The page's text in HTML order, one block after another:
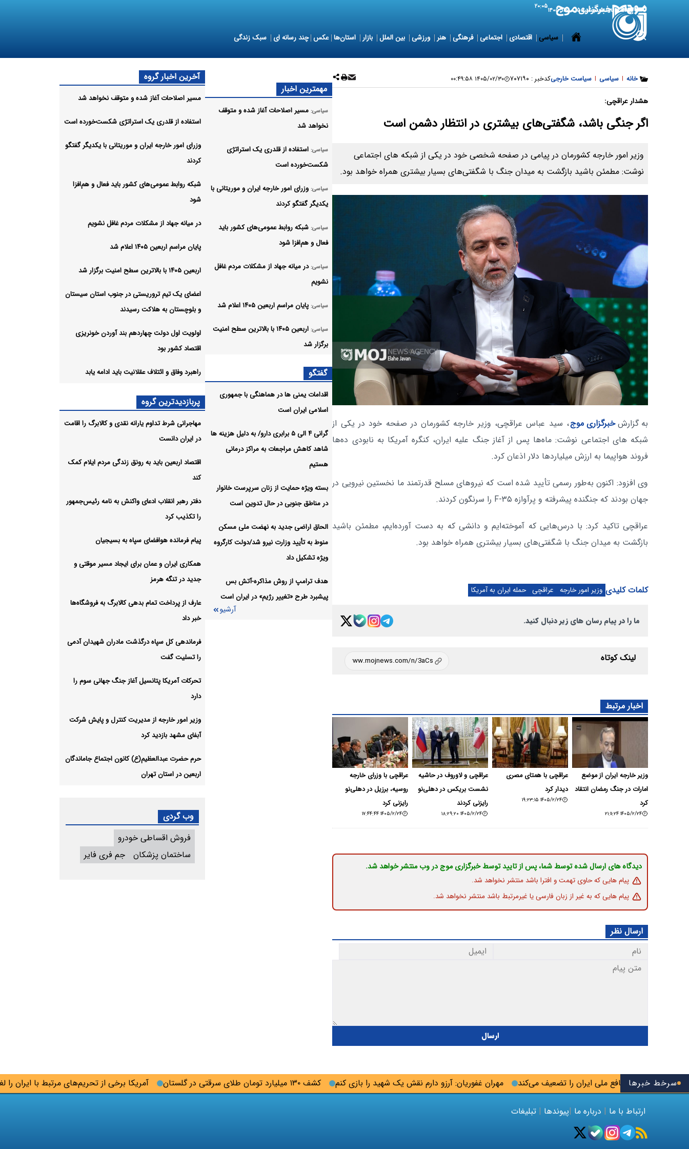
6 August 2026 پنجشنبه ۱۵ مرداد ۱۴۰۵ ۲۰:۰۵
سیاسی اقتصادی اجتماعی فرهنگی هنر ورزشی بین الملل بازار استان‌ها عکس چند رسانه ای سبک زندگی
سرخط خبرها آمریکا برخی از تحریم‌های مرتبط با ایران را لغو کشف ۱۳۰ میلیارد تومان طلای سرقتی در گلستان مهران غفوریان: آرزو دارم نقش یک شهید را بازی کنم لایحه خزر منافع ملی ایران را تضعیف می‌کند
خانه | سیاسی | سیاست خارجیکدخبر : ۷۰۷۱۹۰ ۱۴۰۵/۰۲/۳۰ ۰۰:۴۹:۵۸
هشدار عراقچی:
اگر جنگی باشد، شگفتی‌های بیشتری در انتظار دشمن است
وزیر امور خارجه کشورمان در پیامی در صفحه شخصی خود در یکی از شبکه های اجتماعی
نوشت: مطمئن باشید بازگشت به میدان جنگ با شگفتی‌های بسیار بیشتری همراه خواهد بود.
به گزارشخبرگزاری موج، سید عباس عراقچی، وزیر خارجه کشورمان در صفحه خود در یکی از
شبکه های اجتماعی نوشت: ماه‌ها پس از آغاز جنگ علیه ایران، کنگره آمریکا به نابودی ده‌ها
فروند هواپیما به ارزش میلیاردها دلار اذعان کرد.
وی افزود: اکنون به‌طور رسمی تأیید شده است که نیروهای مسلح قدرتمند ما نخستین نیرویی در
جهان بودند که جنگنده پیشرفته و پرآوازه F-۳۵ را سرنگون کردند.
عراقچی تاکید کرد: با درس‌هایی که آموخته‌ایم و دانشی که به دست آورده‌ایم، مطمئن باشید
بازگشت به میدان جنگ با شگفتی‌های بسیار بیشتری همراه خواهد بود.
کلمات کلیدی وزیر امور خارجه عراقچی حمله ایران به آمریکا
ما را در پیام رسان های زیر دنبال کنید.
لینک کوتاه
اخبار مرتبط
وزیر خارجه ایران از موضع
امارات در جنگ رمضان انتقاد
کرد
۱۴۰۵/۲/۲۴ ۲۱:۱۱:۲۴
عراقچی با همتای مصری
دیدار کرد
۱۴۰۵/۲/۲۴ ۱۹:۲۳:۱۵
عراقچی و لاوروف در حاشیه
نشست بریکس در دهلی‌نو
رایزنی کردند
۱۴۰۵/۲/۲۴ ۱۸:۲۹:۲۰
عراقچی با وزرای خارجه
روسیه، برزیل در دهلی‌نو
رایزنی کرد
۱۴۰۵/۲/۲۴ ۱۷:۴۴:۴۴
دیدگاه های ارسال شده توسط شما، پس از تایید توسط خبرگزاری موج در وب منتشر خواهد شد.
پیام هایی که حاوی تهمت و افترا باشد منتشر نخواهد شد.
پیام هایی که به غیر از زبان فارسی یا غیرمرتبط باشد منتشر نخواهد شد.
ارسال نظر
ارسال
مهمترین اخبار
سیاسی: مسیر اصلاحات آغاز شده و متوقف
نخواهد شد
سیاسی: استفاده از قلدری یک استراتژی
شکست‌خورده است
سیاسی: وزرای امور خارجه ایران و موریتانی با
یکدیگر گفتگو کردند
سیاسی: شبکه روابط عمومی‌های کشور باید
فعال و هم‌افزا شود
سیاسی: در میانه جهاد از مشکلات مردم غافل
نشویم
سیاسی: پایان مراسم اربعین ۱۴۰۵ اعلام شد
سیاسی:
اربعین ۱۴۰۵ با بالاترین سطح امنیت
برگزار شد
سیاسی: اعضای یک تیم تروریستی در جنوب
استان سیستان و بلوچستان به هلاکت
رسیدند
آوردن خونریزی اقتصاد کشور بود
سیاسی:
آرشیو
گفتگو
اقدامات یمنی ها در هماهنگی با جمهوری
اسلامی ایران است
گرانی ۴ الی ۵ برابری دارو/ به دلیل هزینه ها
شاهد کاهش مراجعات به مراکز درمانی
هستیم
بسته ویژه حمایت از زنان سرپرست خانوار
در مناطق جنوبی در حال تدوین است
الحاق اراضی جدید به نهضت ملی مسکن
منوط به تأیید وزارت نیرو شد/دولت کارگروه
ویژه تشکیل داد
هدف ترامپ از روش مذاکره-آتش بس
پیشبرد طرح «تغییر رژیم» در ایران است
آرشیو
آخرین اخبار گروه
مسیر اصلاحات آغاز شده و متوقف نخواهد شد
استفاده از قلدری یک استراتژی شکست‌خورده است
وزرای امور خارجه ایران و موریتانی با یکدیگر گفتگو
کردند
شبکه روابط عمومی‌های کشور باید فعال و هم‌افزا
شود
در میانه جهاد از مشکلات مردم غافل نشویم
پایان مراسم اربعین ۱۴۰۵ اعلام شد
اربعین ۱۴۰۵ با بالاترین سطح امنیت برگزار شد
اعضای یک تیم تروریستی در جنوب استان سیستان
و بلوچستان به هلاکت رسیدند
اولویت اول دولت چهاردهم بند آوردن خونریزی
اقتصاد کشور بود
راهبرد وفاق و ائتلاف عقلانیت باید ادامه یابد
پربازدیدترین گروه
مهاجرانی شرط تداوم یارانه نقدی و کالابرگ را اقامت
در ایران دانست
اقتصاد اربعین باید به رونق زندگی مردم ایلام کمک
کند
دفتر رهبر انقلاب ادعای واکنش به نامه رئیس‌جمهور
را تکذیب کرد
پیام فرمانده هوافضای سپاه به بسیجیان
همکاری ایران و عمان برای ایجاد مسیر موقتی و
جدید در تنگه هرمز
عارف از پرداخت تمام بدهی کالابرگ به فروشگاه‌ها
خبر داد
فرماندهی کل سپاه درگذشت مادران شهیدان آدمی
را تسلیت گفت
تحرکات آمریکا پتانسیل آغاز جنگ جهانی سوم را
دارد
وزیر امور خارجه از مدیریت کنترل و پایش شرکت
آبفای مشهد بازدید کرد
حرم حضرت عبدالعظیم(ع) کانون اجتماع جاماندگان
اربعین در استان تهران
وب گردی
فروش اقساطی خودرو
ساختمان پزشکان
جم فری فایر
ارتباط با ما | درباره ما |پیوندها | تبلیغات